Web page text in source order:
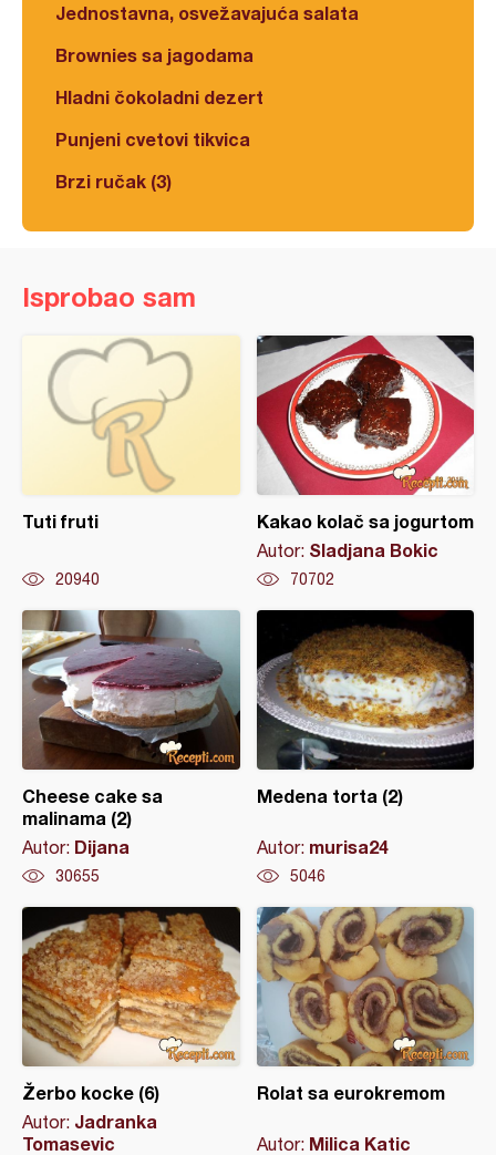
Jednostavna, osvežavajuća salata
Brownies sa jagodama
Hladni čokoladni dezert
Punjeni cvetovi tikvica
Brzi ručak (3)
Isprobao sam
Tuti fruti
20940
Kakao kolač sa jogurtom
Autor: Sladjana Bokic
70702
Cheese cake sa
malinama (2)
Autor: Dijana
30655
Medena torta (2)
Autor: murisa24
5046
Žerbo kocke (6)
Autor: Jadranka
Tomasevic
Rolat sa eurokremom
Autor: Milica Katic